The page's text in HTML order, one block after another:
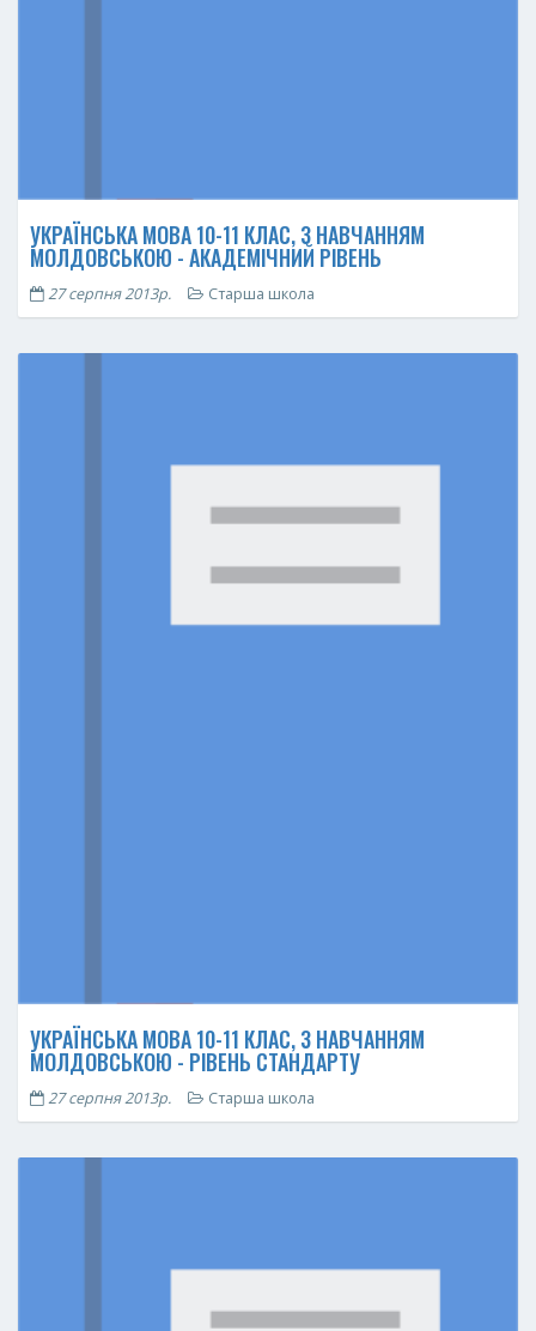
УКРАЇНСЬКА МОВА 10-11 КЛАС, З НАВЧАННЯМ
МОЛДОВСЬКОЮ - АКАДЕМІЧНИЙ РІВЕНЬ
27 серпня 2013р. Старша школа
УКРАЇНСЬКА МОВА 10-11 КЛАС, З НАВЧАННЯМ
МОЛДОВСЬКОЮ - РІВЕНЬ СТАНДАРТУ
27 серпня 2013р. Старша школа